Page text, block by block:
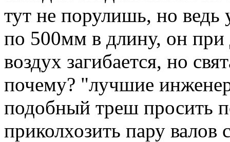
тут не порулишь, но ведь
по 500мм в длину, он
воздух загибается, но
почему? "лучшие
подобный треш просить
приколхозить пару валов